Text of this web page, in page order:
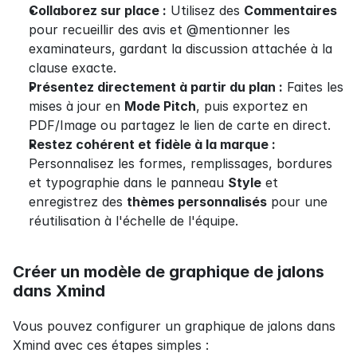
Collaborez sur place : Utilisez des Commentaires
pour recueillir des avis et @mentionner les
examinateurs, gardant la discussion attachée à la
clause exacte.
Présentez directement à partir du plan : Faites les
mises à jour en Mode Pitch, puis exportez en
PDF/Image ou partagez le lien de carte en direct.
Restez cohérent et fidèle à la marque :
Personnalisez les formes, remplissages, bordures
et typographie dans le panneau Style et
enregistrez des thèmes personnalisés pour une
réutilisation à l'échelle de l'équipe.
Créer un modèle de graphique de jalons
dans Xmind
Vous pouvez configurer un graphique de jalons dans
Xmind avec ces étapes simples :